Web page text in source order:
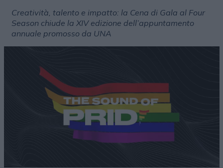
Creatività, talento e impatto: la Cena di Gala al Four
Season chiude la XIV edizione dell’appuntamento
annuale promosso da UNA